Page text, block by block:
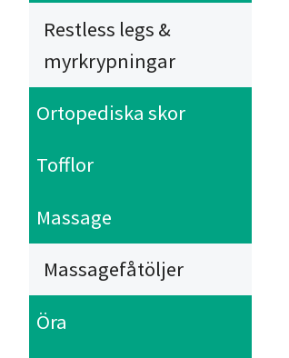
Restless legs &
myrkrypningar
Ortopediska skor
Tofflor
Massage
Massagefåtöljer
Öra